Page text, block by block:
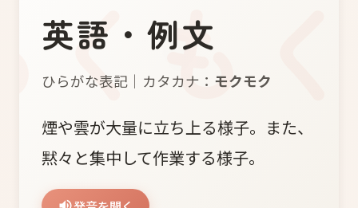
英語・例文
ひらがな表記｜カタカナ： モクモク
煙や雲が大量に立ち上る様子。また、
黙々と集中して作業する様子。